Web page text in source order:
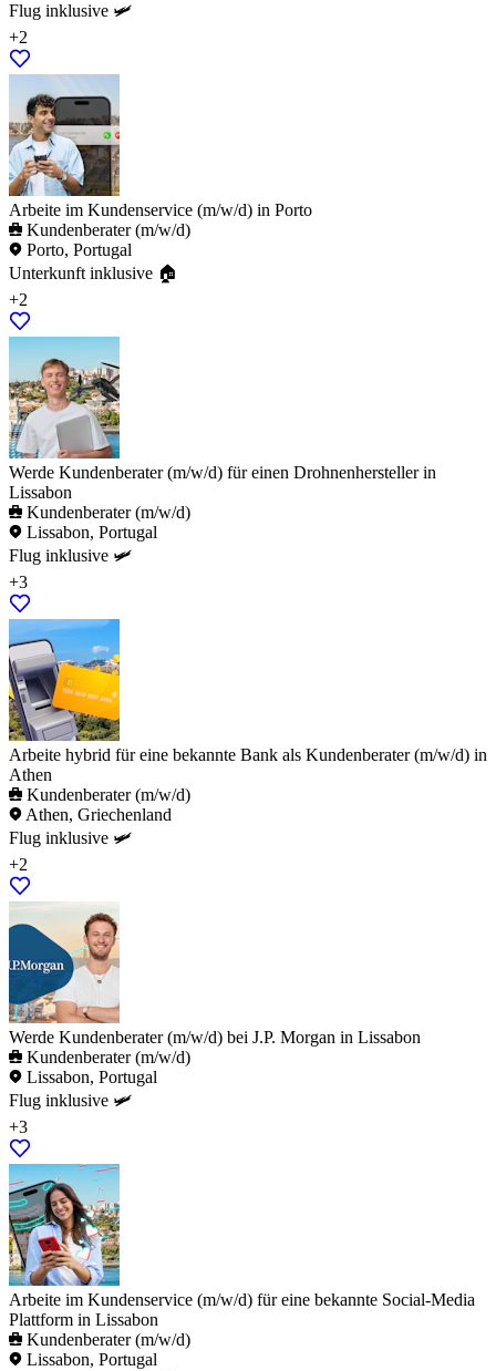
Flug inklusive 🛩️
+2
Arbeite im Kundenservice (m/w/d) in Porto
Kundenberater (m/w/d)
Porto, Portugal
Unterkunft inklusive 🏠
+2
Werde Kundenberater (m/w/d) für einen Drohnenhersteller in
Lissabon
Kundenberater (m/w/d)
Lissabon, Portugal
Flug inklusive 🛩️
+3
Arbeite hybrid für eine bekannte Bank als Kundenberater (m/w/d) in
Athen
Kundenberater (m/w/d)
Athen, Griechenland
Flug inklusive 🛩️
+2
Werde Kundenberater (m/w/d) bei J.P. Morgan in Lissabon
Kundenberater (m/w/d)
Lissabon, Portugal
Flug inklusive 🛩️
+3
Arbeite im Kundenservice (m/w/d) für eine bekannte Social-Media
Plattform in Lissabon
Kundenberater (m/w/d)
Lissabon, Portugal